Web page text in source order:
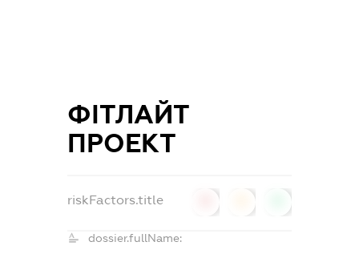
ФІТЛАЙТ
ПРОЕКТ
riskFactors.title
dossier.fullName: